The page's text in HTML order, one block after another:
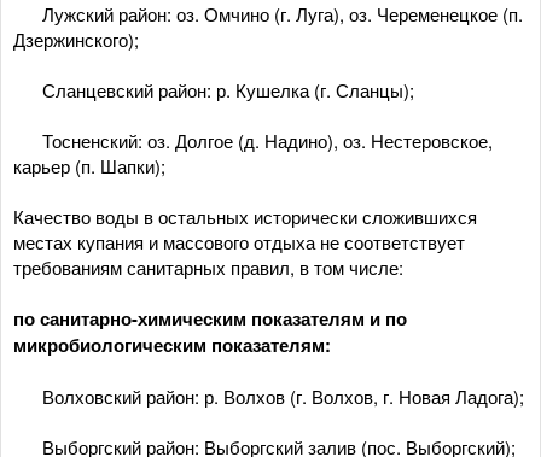
­ Лужский район: оз. Омчино (г. Луга), оз. Череменецкое (п.
Дзержинского);
­ Сланцевский район: р. Кушелка (г. Сланцы);
­ Тосненский: оз. Долгое (д. Надино), оз. Нестеровское,
карьер (п. Шапки);
Качество воды в остальных исторически сложившихся
местах купания и массового отдыха не соответствует
требованиям санитарных правил, в том числе:
по санитарно-химическим показателям и по
микробиологическим показателям:
­ Волховский район: р. Волхов (г. Волхов, г. Новая Ладога);
­ Выборгский район: Выборгский залив (пос. Выборгский);